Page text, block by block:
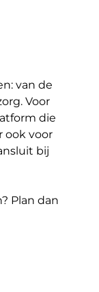
van de
Voor
die
ook voor
bij
Plan dan